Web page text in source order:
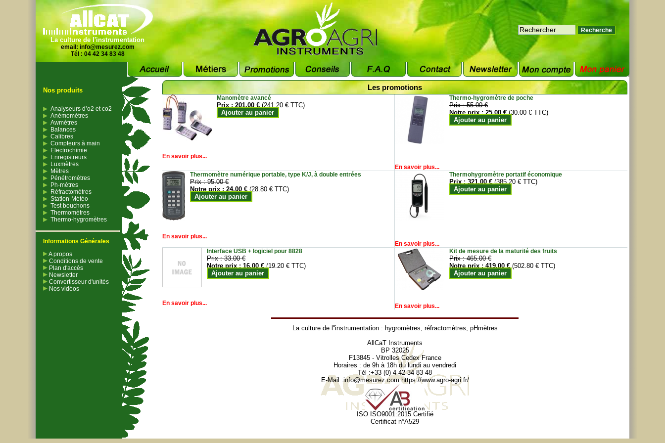
La culture de l'instrumentation
email: info@mesurez.com
Tél : 04 42 34 83 48
Nos produits
Analyseurs d’o2 et co2
Anémomètres
Awmètres
Balances
Calibres
Compteurs à main
Electrochimie
Enregistreurs
Luxmètres
Mètres
Pénétromètres
Ph-mètres
Réfractomètres
Station-Météo
Test bouchons
Thermomètres
Thermo-hygromètres
Informations Générales
A propos
Conditions de vente
Plan d'accès
Newsletter
Convertisseur d'unités
Nos vidéos
Les promotions
Manomètre avancé
Prix :201.00 € (241.20 € TTC)
Ajouter au panier
En savoir plus...
Thermo-hygromètre de poche
Prix :55.00 €
Notre prix :25.00 € (30.00 € TTC)
Ajouter au panier
En savoir plus...
Thermomètre numérique portable, type K/J, à double entrées
Prix :95.00 €
Notre prix :24.00 € (28.80 € TTC)
Ajouter au panier
En savoir plus...
Thermohygromètre portatif économique
Prix :321.00 € (385.20 € TTC)
Ajouter au panier
En savoir plus...
Interface USB + logiciel pour 8828
Prix :33.00 €
Notre prix :16.00 € (19.20 € TTC)
Ajouter au panier
En savoir plus...
Kit de mesure de la maturité des fruits
Prix :465.00 €
Notre prix :419.00 € (502.80 € TTC)
Ajouter au panier
En savoir plus...
La culture de l''instrumentation : hygromètres, réfractomètres, pHmètres
AllCaT Instruments
BP 32025
F13845 - Vitrolles Cedex France
Horaires : de 9h à 18h du lundi au vendredi
Tél :+33 (0) 4 42 34 83 48
E-Mail :info@mesurez.com https://www.agro-agri.fr/
ISO ISO9001:2015 Certifié
Certificat n°A529